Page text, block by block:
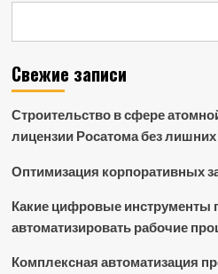
Свежие записи
Строительство в сфере
лицензии Росатома без
Оптимизация корпоративных
Какие цифровые инструменты
автоматизировать рабочие
Комплексная автоматизация